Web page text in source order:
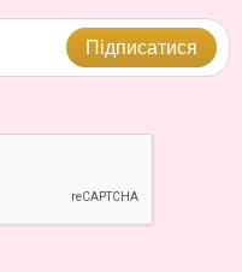
Підписатися